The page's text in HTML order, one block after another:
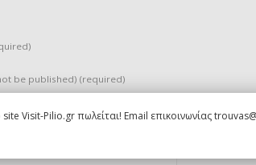
be published) (required)
site Visit-Pilio.gr πωλείται! Email επικοινωνίας